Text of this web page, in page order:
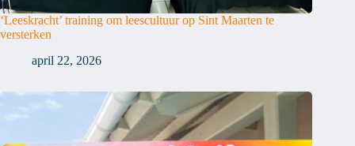
‘Leeskracht’ training om leescultuur op Sint Maarten te
versterken
april 22, 2026